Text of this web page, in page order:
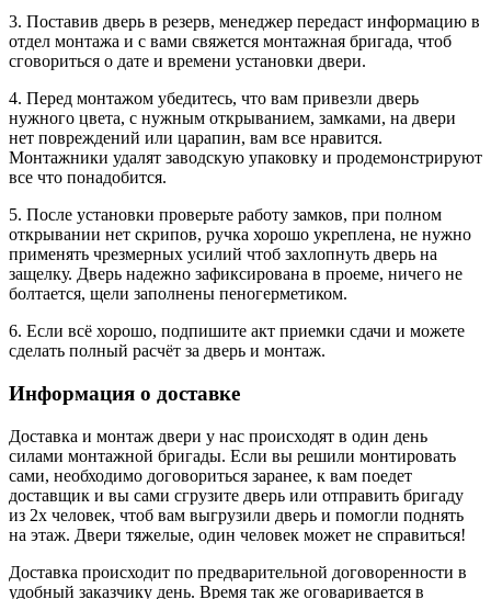
3. Поставив дверь в резерв, менеджер передаст информацию в
отдел монтажа и с вами свяжется монтажная бригада, чтоб
сговориться о дате и времени установки двери.
4. Перед монтажом убедитесь, что вам привезли дверь
нужного цвета, с нужным открыванием, замками, на двери
нет повреждений или царапин, вам все нравится.
Монтажники удалят заводскую упаковку и продемонстрируют
все что понадобится.
5. После установки проверьте работу замков, при полном
открывании нет скрипов, ручка хорошо укреплена, не нужно
применять чрезмерных усилий чтоб захлопнуть дверь на
защелку. Дверь надежно зафиксирована в проеме, ничего не
болтается, щели заполнены пеногерметиком.
6. Если всё хорошо, подпишите акт приемки сдачи и можете
сделать полный расчёт за дверь и монтаж.
Информация о доставке
Доставка и монтаж двери у нас происходят в один день
силами монтажной бригады. Если вы решили монтировать
сами, необходимо договориться заранее, к вам поедет
доставщик и вы сами сгрузите дверь или отправить бригаду
из 2х человек, чтоб вам выгрузили дверь и помогли поднять
на этаж. Двери тяжелые, один человек может не справиться!
Доставка происходит по предварительной договоренности в
удобный заказчику день. Время так же оговаривается в